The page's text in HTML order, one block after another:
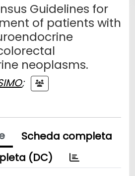
Guidelines for
of patients with
neoplasms.
;
Scheda completa
(DC)